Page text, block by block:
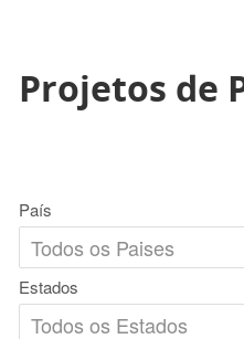
Projetos de
País
Estados